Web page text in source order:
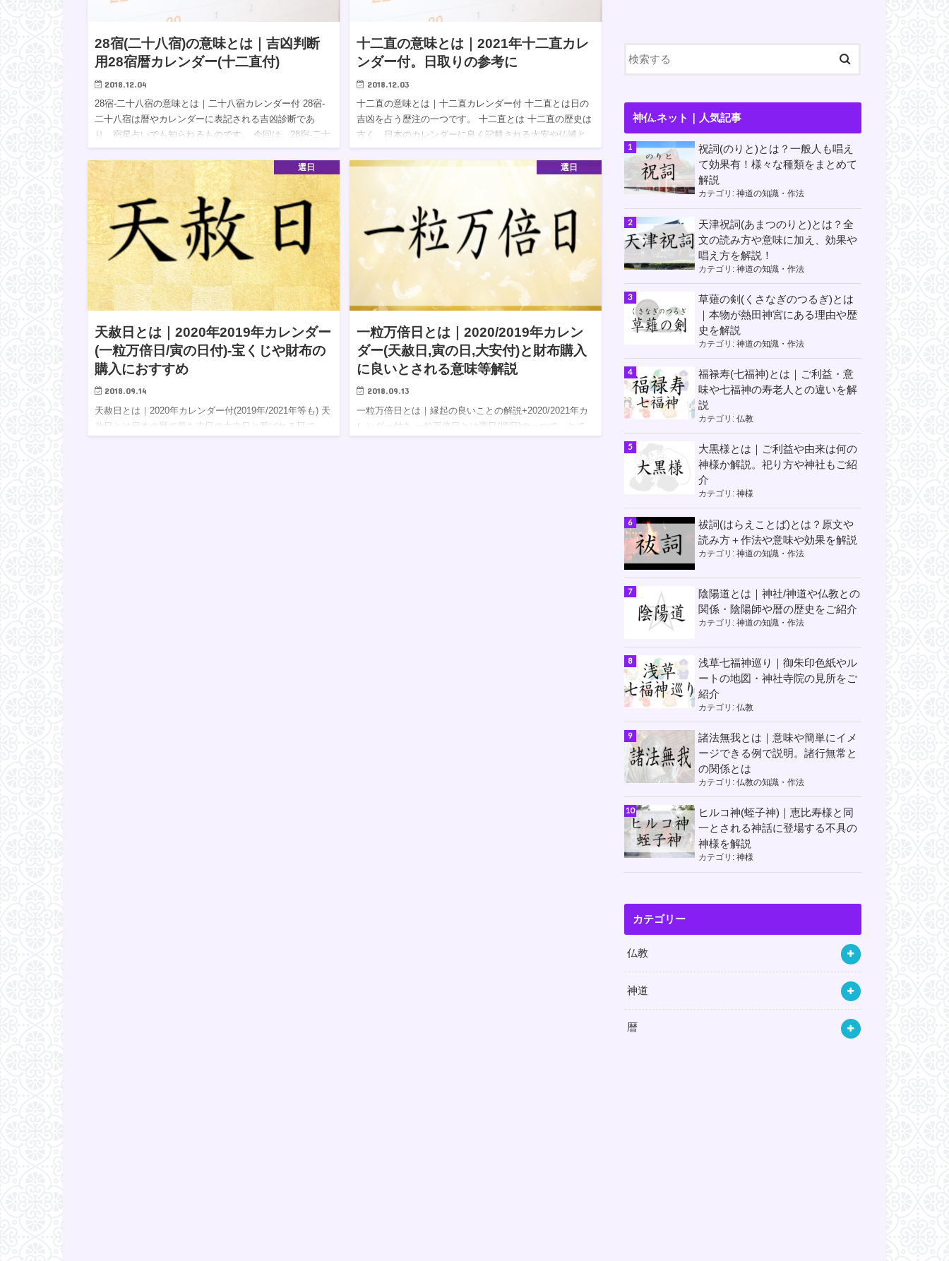
28宿(二十八宿)の意味とは｜吉凶判断
用28宿暦カレンダー(十二直付)
2018.12.04
28宿-二十八宿の意味とは｜二十八宿カレンダー付 28宿-
二十八宿は暦やカレンダーに表記される吉凶診断であ
り、宿星占いでも知られるものです。 今回は、28宿-二十
八宿の暦の上での意味や吉凶を中心にご紹介します。 ま
た、最…
十二直の意味とは｜2021年十二直カレ
ンダー付。日取りの参考に
2018.12.03
十二直の意味とは｜十二直カレンダー付 十二直とは日の
吉凶を占う歴注の一つです。 十二直とは 十二直の歴史は
古く、日本のカレンダーに良く記載される大安や仏滅と
言った六曜よりも古くから信じられてきたものです。 飛
鳥時代から十…
選日
天赦日とは｜2020年2019年カレンダー
(一粒万倍日/寅の日付)-宝くじや財布の
購入におすすめ
2018.09.14
天赦日とは｜2020年カレンダー付(2019年/2021年等も) 天
赦日とは日本の暦で最も吉日の大吉日と呼ばれる日で
選日
一粒万倍日とは｜2020/2019年カレン
ダー(天赦日,寅の日,大安付)と財布購入
に良いとされる意味等解説
2018.09.13
一粒万倍日とは｜縁起の良いことの解説+2020/2021年カ
レンダー付き 一粒万倍日とは選日(撰日)の一つで、とて
神仏.ネット｜人気記事
祝詞(のりと)とは？一般人も唱え
て効果有！様々な種類をまとめて
解説
カテゴリ: 神道の知識・作法
天津祝詞(あまつのりと)とは？全
文の読み方や意味に加え、効果や
唱え方を解説！
カテゴリ: 神道の知識・作法
草薙の剣(くさなぎのつるぎ)とは
｜本物が熱田神宮にある理由や歴
史を解説
カテゴリ: 神道の知識・作法
福禄寿(七福神)とは｜ご利益・意
味や七福神の寿老人との違いを解
説
カテゴリ: 仏教
大黒様とは｜ご利益や由来は何の
神様か解説。祀り方や神社もご紹
介
カテゴリ: 神様
祓詞(はらえことば)とは？原文や
読み方＋作法や意味や効果を解説
カテゴリ: 神道の知識・作法
陰陽道とは｜神社/神道や仏教との
関係・陰陽師や暦の歴史をご紹介
カテゴリ: 神道の知識・作法
浅草七福神巡り｜御朱印色紙やル
ートの地図・神社寺院の見所をご
紹介
カテゴリ: 仏教
諸法無我とは｜意味や簡単にイメ
ージできる例で説明。諸行無常と
の関係とは
カテゴリ: 仏教の知識・作法
ヒルコ神(蛭子神)｜恵比寿様と同
一とされる神話に登場する不具の
神様を解説
カテゴリ: 神様
カテゴリー
仏教
神道
暦